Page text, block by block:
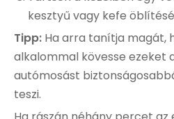
kesztyű vagy kefe
Tipp: Ha arra tanítja magát,
alkalommal kövesse ezeket
autómosást
teszi.